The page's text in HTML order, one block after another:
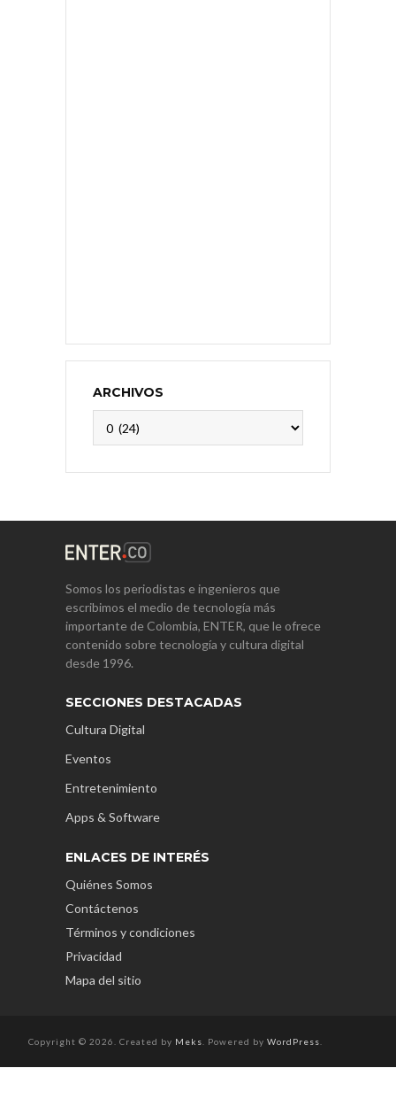
ARCHIVOS
Somos los periodistas e ingenieros que
escribimos el medio de tecnología más
importante de Colombia, ENTER, que le ofrece
contenido sobre tecnología y cultura digital
desde 1996.
SECCIONES DESTACADAS
Cultura Digital
Eventos
Entretenimiento
Apps & Software
ENLACES DE INTERÉS
Quiénes Somos
Contáctenos
Términos y condiciones
Privacidad
Mapa del sitio
Copyright © 2026. Created by Meks . Powered by WordPress